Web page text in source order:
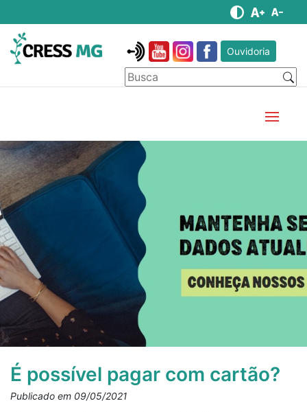
Ouvidoria
É possível pagar com cartão?
Publicado em 09/05/2021